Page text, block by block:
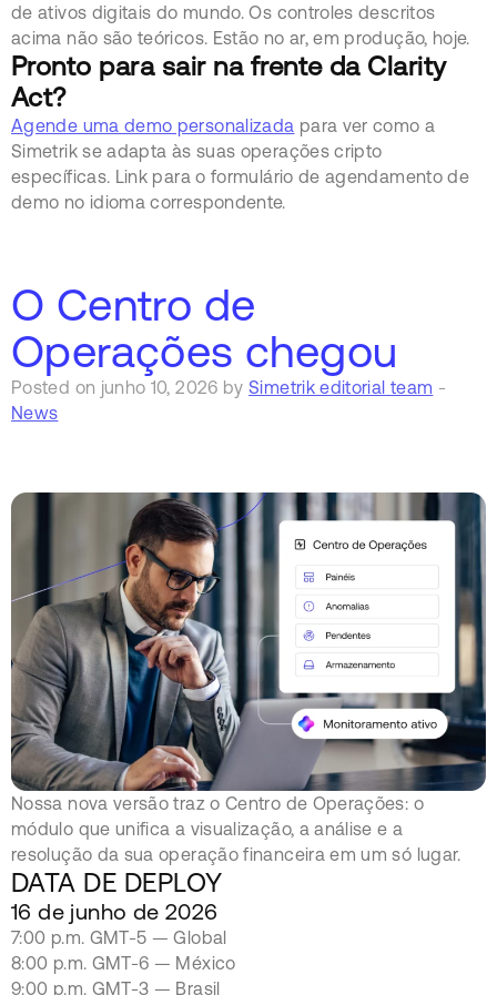
de ativos digitais do mundo. Os controles descritos
acima não são teóricos. Estão no ar, em produção, hoje.
Pronto para sair na frente da Clarity
Act?
Agende uma demo personalizada para ver como a
Simetrik se adapta às suas operações cripto
específicas. Link para o formulário de agendamento de
demo no idioma correspondente.
O Centro de
Operações chegou
Posted on junho 10, 2026 bySimetrik editorial team -
News
Nossa nova versão traz o Centro de Operações: o
módulo que unifica a visualização, a análise e a
resolução da sua operação financeira em um só lugar.
DATA DE DEPLOY
16 de junho de 2026
7:00 p.m. GMT-5 — Global
8:00 p.m. GMT-6 — México
9:00 p.m. GMT-3 — Brasil